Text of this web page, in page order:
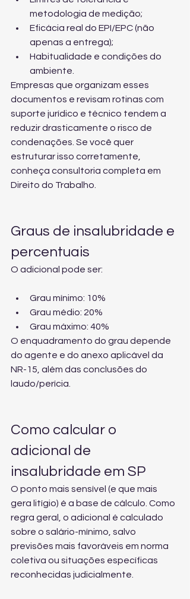
metodologia de medição;
Eficácia real do EPI/EPC (não
apenas a entrega);
Habitualidade e condições do
ambiente.
Empresas que organizam esses
documentos e revisam rotinas com
suporte jurídico e técnico tendem a
reduzir drasticamente o risco de
condenações. Se você quer
estruturar isso corretamente,
conheça consultoria completa em
Direito do Trabalho
Graus de insalubridade e
percentuais
O adicional pode ser:
Grau mínimo: 10%
Grau médio: 20%
Grau máximo: 40%
O enquadramento do grau depende
do agente e do anexo aplicável da
NR-15, além das conclusões do
laudo/perícia.
Como calcular o
adicional de
insalubridade em SP
O ponto mais sensível (e que mais
gera litígio) é a base de cálculo. Como
regra geral, o adicional é calculado
sobre o salário-mínimo, salvo
previsões mais favoráveis em norma
coletiva ou situações específicas
reconhecidas judicialmente.